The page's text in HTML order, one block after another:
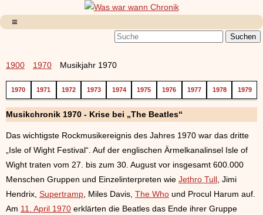
1900 1970 Musikjahr 1970
1970 1971 1972 1973 1974 1975 1976 1977 1978 1979
Musikchronik 1970 - Krise bei „The Beatles“
Das wichtigste Rockmusikereignis des Jahres 1970 war das dritte
„Isle of Wight Festival“. Auf der englischen Ärmelkanalinsel Isle of
Wight traten vom 27. bis zum 30. August vor insgesamt 600.000
Menschen Gruppen und Einzelinterpreten wie Jethro Tull, Jimi
Hendrix, Supertramp, Miles Davis, The Who und Procul Harum auf.
Am 11. April 1970 erklärten die Beatles das Ende ihrer Gruppe